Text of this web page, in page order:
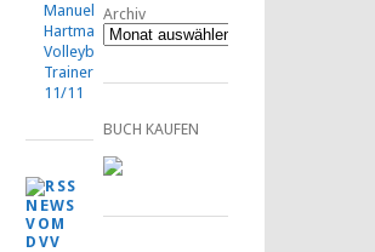
Manuel
Hartmann,
Volleyball-
TrainerMOOC,
11/11
NEWS
VOM
DVV
Archiv
BUCH KAUFEN